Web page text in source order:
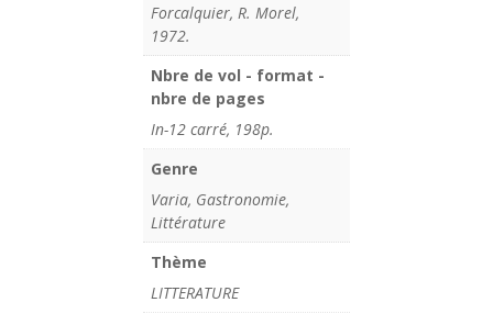
Forcalquier, R. Morel,
1972.
Nbre de vol - format -
nbre de pages
In-12 carré, 198p.
Genre
Varia, Gastronomie,
Littérature
Thème
LITTERATURE